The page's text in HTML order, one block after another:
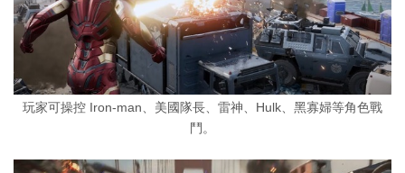
玩家可操控 Iron-man、美國隊長、雷神、Hulk、黑寡婦等角色戰
鬥。